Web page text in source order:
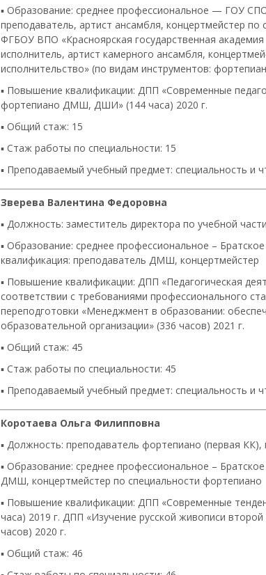
▪ Образование: среднее профессиональное — ГОУ
преподаватель, артист ансамбля, концертмейстер
ФГБОУ ВПО «Красноярская государственная
исполнитель, артист камерного ансамбля,
исполнительство» (по видам инструментов:
▪ Повышение квалификации: ДПП «Современные
фортепиано ДМШ, ДШИ» (144 часа) 2020 г.
▪ Общий стаж: 15
▪ Стаж работы по специальности: 15
▪ Преподаваемый учебный предмет: специальность и
Зверева Валентина Федоровна
▪ Должность: заместитель директора по учебной
▪ Образование: среднее профессиональное –
квалификация: преподаватель ДМШ, концертмейстер
▪ Повышение квалификации: ДПП «Педагогическая
соответствии с требованиями профессионального
переподготовки «Менеджмент в образовании:
образовательной организации» (336 часов) 2021 г.
▪ Общий стаж: 45
▪ Стаж работы по специальности: 45
▪ Преподаваемый учебный предмет: специальность и
Коротаева Ольга Филипповна
▪ Должность: преподаватель фортепиано (первая
▪ Образование: среднее профессиональное –
ДМШ, концертмейстер по специальности фортепиано
▪ Повышение квалификации: ДПП «Современные
часа) 2019 г. ДПП «Изучение русской живописи
часов) 2020 г.
▪ Общий стаж: 46